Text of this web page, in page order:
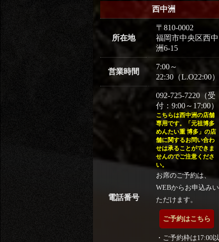
西中洲
所在地
〒810-0002
福岡市中央区西中
洲6-15
営業時間
7:00～
22:30（L.O22:00）
電話番号
092-725-7220（受
付：9:00～17:00）
こちらは西中洲の店舗
専用です。「元祖博多
めんたい重 博多」の店
舗に関するお問い合わ
せは承ることができま
せんのでご注意くださ
い。
お席のご予約は、
WEBからお申込みい
ただけます。
ご予約はこちら
・ご予約枠は17:00以